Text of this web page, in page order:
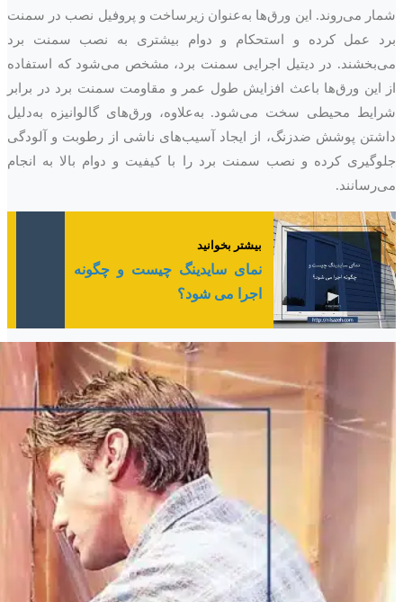
شمار می‌روند. این ورق‌ها به‌عنوان زیرساخت و پروفیل نصب در سمنت
برد عمل کرده و استحکام و دوام بیشتری به نصب سمنت برد
می‌بخشند. در دیتیل اجرایی سمنت برد، مشخص می‌شود که استفاده
از این ورق‌ها باعث افزایش طول عمر و مقاومت سمنت برد در برابر
شرایط محیطی سخت می‌شود. به‌علاوه، ورق‌های گالوانیزه به‌دلیل
داشتن پوشش ضدزنگ، از ایجاد آسیب‌های ناشی از رطوبت و آلودگی
جلوگیری کرده و نصب سمنت برد را با کیفیت و دوام بالا به انجام
می‌رسانند.
بیشتر بخوانید
نمای سایدینگ چیست و چگونه
اجرا می شود؟